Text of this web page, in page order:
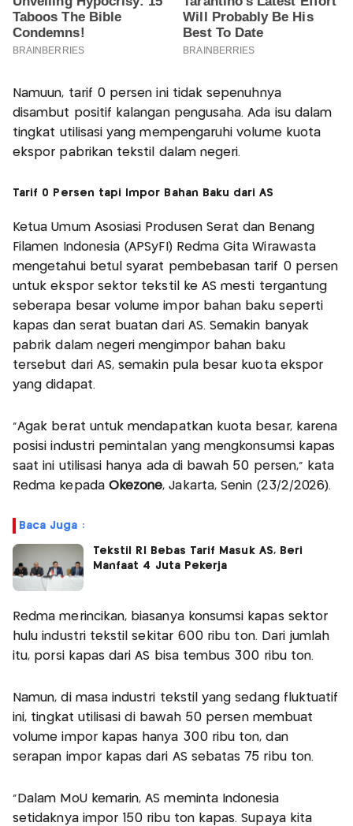
Namuun, tarif 0 persen ini tidak sepenuhnya
disambut positif kalangan pengusaha. Ada isu dalam
tingkat utilisasi yang mempengaruhi volume kuota
ekspor pabrikan tekstil dalam negeri.
Tarif 0 Persen tapi Impor Bahan Baku dari AS
Ketua Umum Asosiasi Produsen Serat dan Benang
Filamen Indonesia (APSyFI) Redma Gita Wirawasta
mengetahui betul syarat pembebasan tarif 0 persen
untuk ekspor sektor tekstil ke AS mesti tergantung
seberapa besar volume impor bahan baku seperti
kapas dan serat buatan dari AS. Semakin banyak
pabrik dalam negeri mengimpor bahan baku
tersebut dari AS, semakin pula besar kuota ekspor
yang didapat.
"Agak berat untuk mendapatkan kuota besar, karena
posisi industri pemintalan yang mengkonsumsi kapas
saat ini utilisasi hanya ada di bawah 50 persen," kata
Redma kepada Okezone, Jakarta, Senin (23/2/2026).
Baca Juga :
Tekstil RI Bebas Tarif Masuk AS, Beri
Manfaat 4 Juta Pekerja
Redma merincikan, biasanya konsumsi kapas sektor
hulu industri tekstil sekitar 600 ribu ton. Dari jumlah
itu, porsi kapas dari AS bisa tembus 300 ribu ton.
Namun, di masa industri tekstil yang sedang fluktuatif
ini, tingkat utilisasi di bawah 50 persen membuat
volume impor kapas hanya 300 ribu ton, dan
serapan impor kapas dari AS sebatas 75 ribu ton.
"Dalam MoU kemarin, AS meminta Indonesia
setidaknya impor 150 ribu ton kapas. Supaya kita